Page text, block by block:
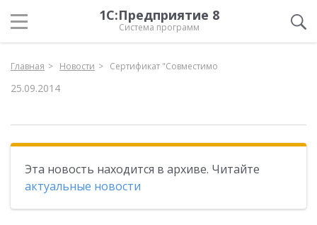
1С:Предприятие 8
Система программ
Главная Новости Сертификат "Совместимо
25.09.2014
Эта новость находится в архиве. Читайте
актуальные новости